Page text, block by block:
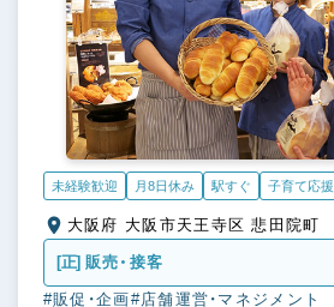
未経験歓迎 月8日休み 駅すぐ 子育て応援
大阪府 大阪市天王寺区 悲田院町
[正] 販売・接客
#販促・企画#店舗運営・マネジメント